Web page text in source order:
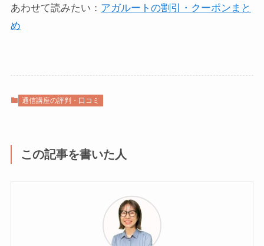
あわせて読みたい： アガルートの割引・クーポンまと
め
通信講座の評判・口コミ
この記事を書いた人